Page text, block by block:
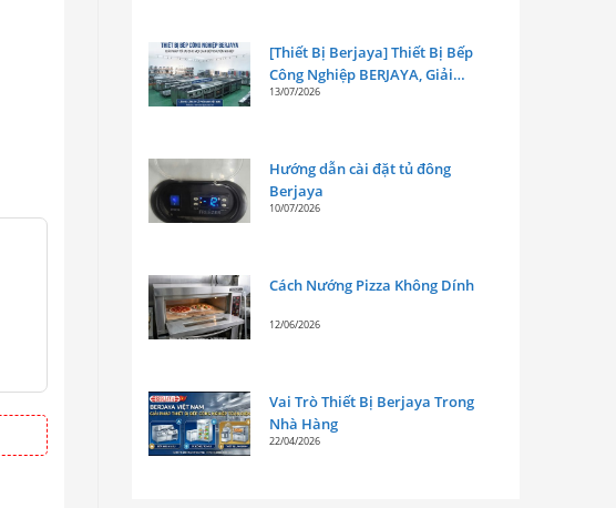
[Thiết Bị Berjaya] Thiết Bị Bếp
Công Nghiệp BERJAYA, Giải
Pháp Tối Ưu Cho Mọi Gian Bếp
13/07/2026
Hướng dẫn cài đặt tủ đông
Berjaya
10/07/2026
Cách Nướng Pizza Không Dính
12/06/2026
Vai Trò Thiết Bị Berjaya Trong
Nhà Hàng
22/04/2026